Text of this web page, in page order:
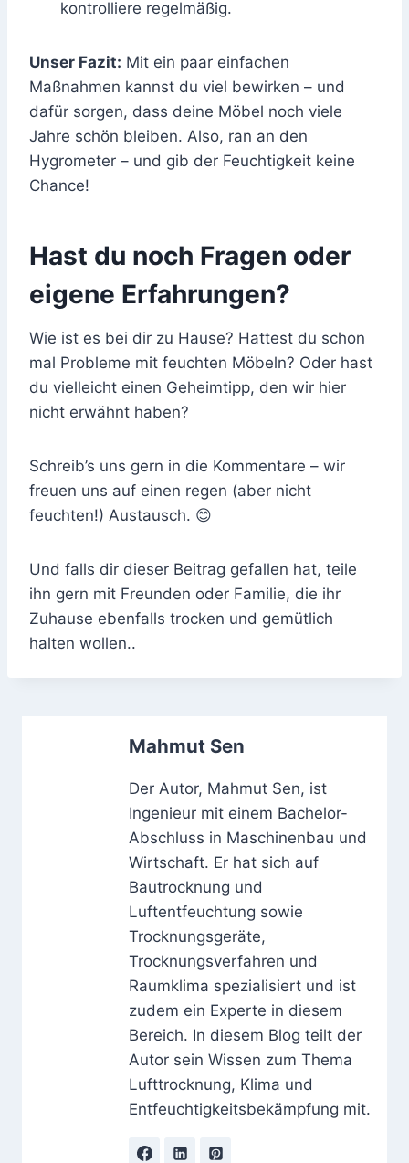
kontrolliere regelmäßig.
Unser Fazit: Mit ein paar einfachen
Maßnahmen kannst du viel bewirken – und
dafür sorgen, dass deine Möbel noch viele
Jahre schön bleiben. Also, ran an den
Hygrometer – und gib der Feuchtigkeit keine
Chance!
Hast du noch Fragen oder
eigene Erfahrungen?
Wie ist es bei dir zu Hause? Hattest du schon
mal Probleme mit feuchten Möbeln? Oder hast
du vielleicht einen Geheimtipp, den wir hier
nicht erwähnt haben?
Schreib’s uns gern in die Kommentare – wir
freuen uns auf einen regen (aber nicht
feuchten!) Austausch. 😊
Und falls dir dieser Beitrag gefallen hat, teile
ihn gern mit Freunden oder Familie, die ihr
Zuhause ebenfalls trocken und gemütlich
halten wollen..
Mahmut Sen
Der Autor, Mahmut Sen, ist
Ingenieur mit einem Bachelor-
Abschluss in Maschinenbau und
Wirtschaft. Er hat sich auf
Bautrocknung und
Luftentfeuchtung sowie
Trocknungsgeräte,
Trocknungsverfahren und
Raumklima spezialisiert und ist
zudem ein Experte in diesem
Bereich. In diesem Blog teilt der
Autor sein Wissen zum Thema
Lufttrocknung, Klima und
Entfeuchtigkeitsbekämpfung mit.